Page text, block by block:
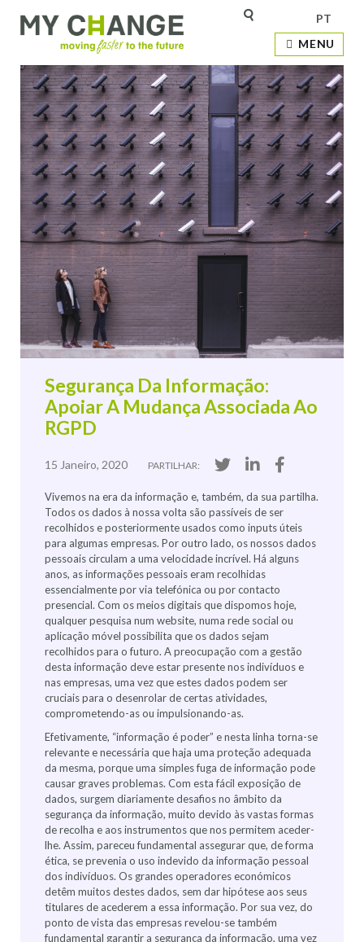
MENU
PT
Segurança Da Informação:
Apoiar A Mudança Associada Ao
RGPD
15 Janeiro, 2020 PARTILHAR:
Vivemos na era da informação e, também, da sua partilha.
Todos os dados à nossa volta são passíveis de ser
recolhidos e posteriormente usados como inputs úteis
para algumas empresas. Por outro lado, os nossos dados
pessoais circulam a uma velocidade incrível. Há alguns
anos, as informações pessoais eram recolhidas
essencialmente por via telefónica ou por contacto
presencial. Com os meios digitais que dispomos hoje,
qualquer pesquisa num website, numa rede social ou
aplicação móvel possibilita que os dados sejam
recolhidos para o futuro. A preocupação com a gestão
desta informação deve estar presente nos indivíduos e
nas empresas, uma vez que estes dados podem ser
cruciais para o desenrolar de certas atividades,
comprometendo-as ou impulsionando-as.
Efetivamente, “informação é poder” e nesta linha torna-se
relevante e necessária que haja uma proteção adequada
da mesma, porque uma simples fuga de informação pode
causar graves problemas. Com esta fácil exposição de
dados, surgem diariamente desafios no âmbito da
segurança da informação, muito devido às vastas formas
de recolha e aos instrumentos que nos permitem aceder-
lhe. Assim, pareceu fundamental assegurar que, de forma
ética, se prevenia o uso indevido da informação pessoal
dos indivíduos. Os grandes operadores económicos
detêm muitos destes dados, sem dar hipótese aos seus
titulares de acederem a essa informação. Por sua vez, do
ponto de vista das empresas revelou-se também
fundamental garantir a segurança da informação, uma vez